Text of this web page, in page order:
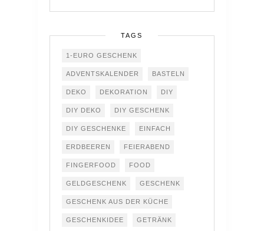
TAGS
1-EURO GESCHENK
ADVENTSKALENDER BASTELN
DEKO DEKORATION DIY
DIY DEKO DIY GESCHENK
DIY GESCHENKE EINFACH
ERDBEEREN FEIERABEND
FINGERFOOD FOOD
GELDGESCHENK GESCHENK
GESCHENK AUS DER KÜCHE
GESCHENKIDEE GETRÄNK